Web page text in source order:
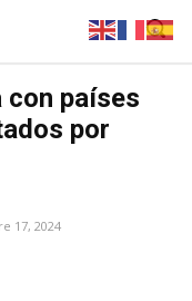
con países
por
17, 2024